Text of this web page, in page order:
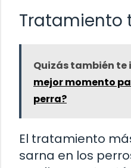
Tratamiento
Quizás también te
mejor momento
perra?
El tratamiento
sarna en los